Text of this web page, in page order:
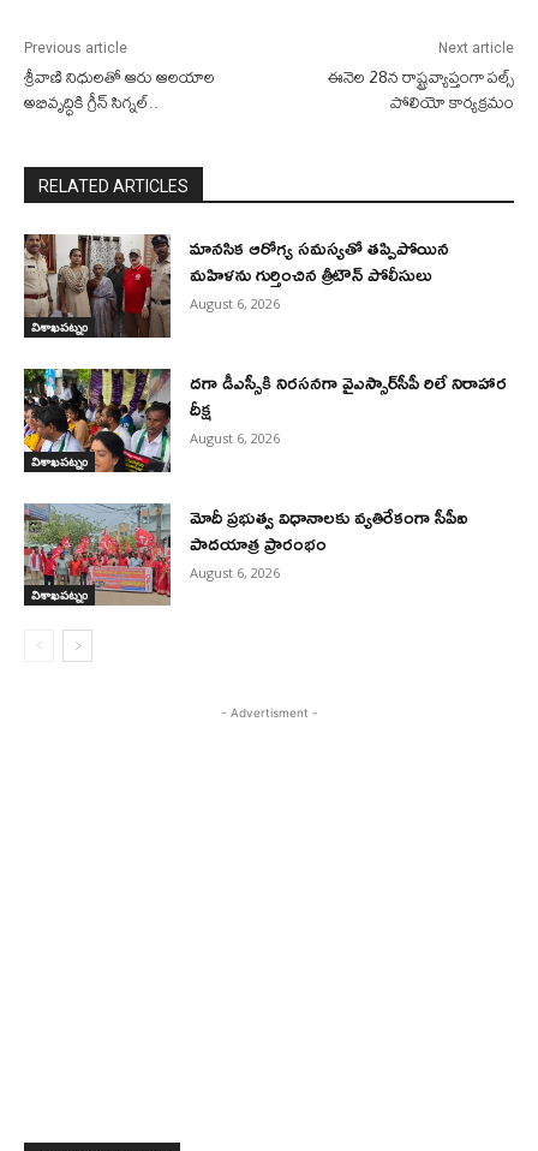
Previous article
శ్రీవాణి నిధులతో ఆరు ఆలయాల
అభివృద్ధికి గ్రీన్ సిగ్నల్..
Next article
ఈనెల 28న రాష్ట్రవ్యాప్తంగా పల్స్
పోలియో కార్యక్రమం
RELATED ARTICLES
విశాఖపట్నం
మానసిక ఆరోగ్య సమస్యతో తప్పిపోయిన
మహిళను గుర్తించిన త్రీటౌన్ పోలీసులు
August 6, 2026
విశాఖపట్నం
దగా డీఎస్సీకి నిరసనగా వైఎస్సార్‌సీపీ రిలే నిరాహార
దీక్ష
August 6, 2026
విశాఖపట్నం
మోదీ ప్రభుత్వ విధానాలకు వ్యతిరేకంగా సీపీఐ
పాదయాత్ర ప్రారంభం
August 6, 2026
- Advertisment -